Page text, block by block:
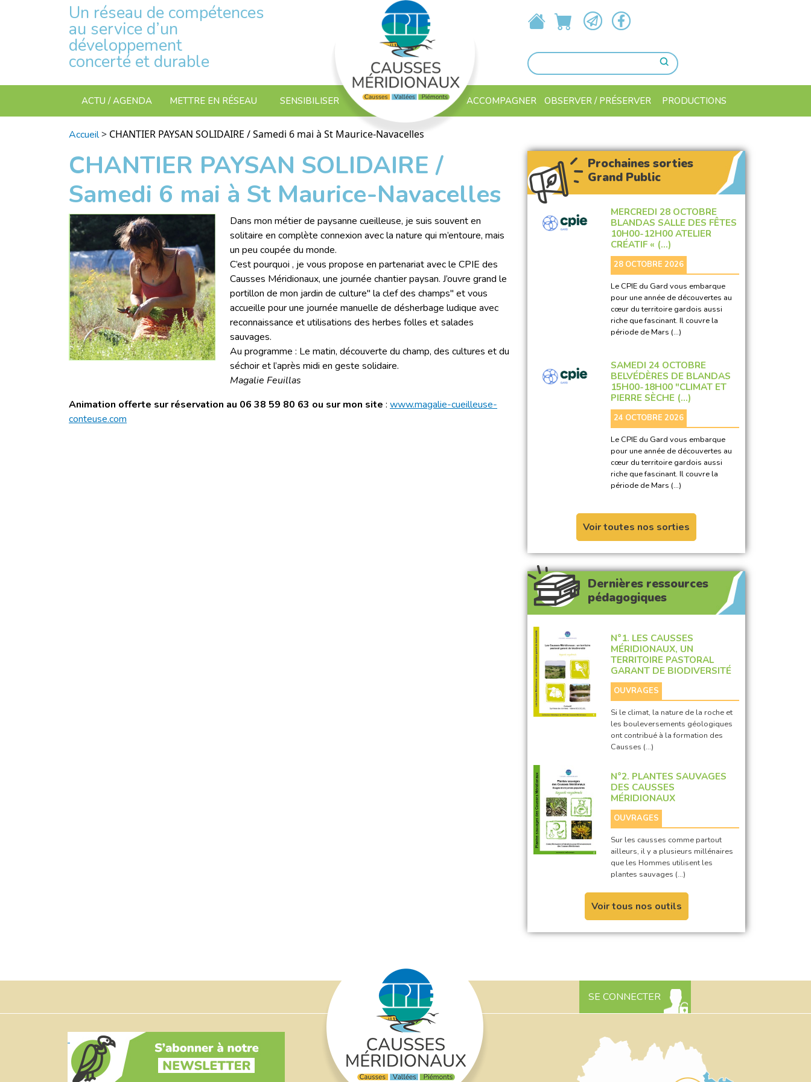
Un réseau de compétences
au service d’un
développement
concerté et durable
ACTU / AGENDA METTRE EN RÉSEAU SENSIBILISER ACCOMPAGNER OBSERVER / PRÉSERVER PRODUCTIONS
Accueil> CHANTIER PAYSAN SOLIDAIRE / Samedi 6 mai à St Maurice-Navacelles
CHANTIER PAYSAN SOLIDAIRE /
Samedi 6 mai à St Maurice-Navacelles
Dans mon métier de paysanne cueilleuse, je suis souvent en
solitaire en complète connexion avec la nature qui m’entoure, mais
un peu coupée du monde.
C’est pourquoi , je vous propose en partenariat avec le CPIE des
Causses Méridionaux, une journée chantier paysan. J’ouvre grand le
portillon de mon jardin de culture" la clef des champs" et vous
accueille pour une journée manuelle de désherbage ludique avec
reconnaissance et utilisations des herbes folles et salades
sauvages.
Au programme : Le matin, découverte du champ, des cultures et du
séchoir et l’après midi en geste solidaire.
Magalie Feuillas
Animation offerte sur réservation au 06 38 59 80 63 ou sur mon site : www.magalie-cueilleuse-
conteuse.com
Prochaines sorties
Grand Public
MERCREDI 28 OCTOBRE
BLANDAS SALLE DES FÊTES
10H00-12H00 ATELIER
CRÉATIF « (…)
28 OCTOBRE 2026
Le CPIE du Gard vous embarque
pour une année de découvertes au
cœur du territoire gardois aussi
riche que fascinant. Il couvre la
période de Mars (…)
SAMEDI 24 OCTOBRE
BELVÉDÈRES DE BLANDAS
15H00-18H00 "CLIMAT ET
PIERRE SÈCHE (…)
24 OCTOBRE 2026
Le CPIE du Gard vous embarque
pour une année de découvertes au
cœur du territoire gardois aussi
riche que fascinant. Il couvre la
période de Mars (…)
Voir toutes nos sorties
Dernières ressources
pédagogiques
N°1. LES CAUSSES
MÉRIDIONAUX, UN
TERRITOIRE PASTORAL
GARANT DE BIODIVERSITÉ
OUVRAGES
Si le climat, la nature de la roche et
les bouleversements géologiques
ont contribué à la formation des
Causses (…)
N°2. PLANTES SAUVAGES
DES CAUSSES
MÉRIDIONAUX
OUVRAGES
Sur les causses comme partout
ailleurs, il y a plusieurs millénaires
que les Hommes utilisent les
plantes sauvages (…)
Voir tous nos outils
SE CONNECTER